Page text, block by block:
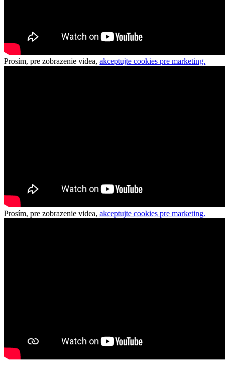
Prosím, pre zobrazenie videa, akceptujte cookies pre marketing.
Prosím, pre zobrazenie videa, akceptujte cookies pre marketing.